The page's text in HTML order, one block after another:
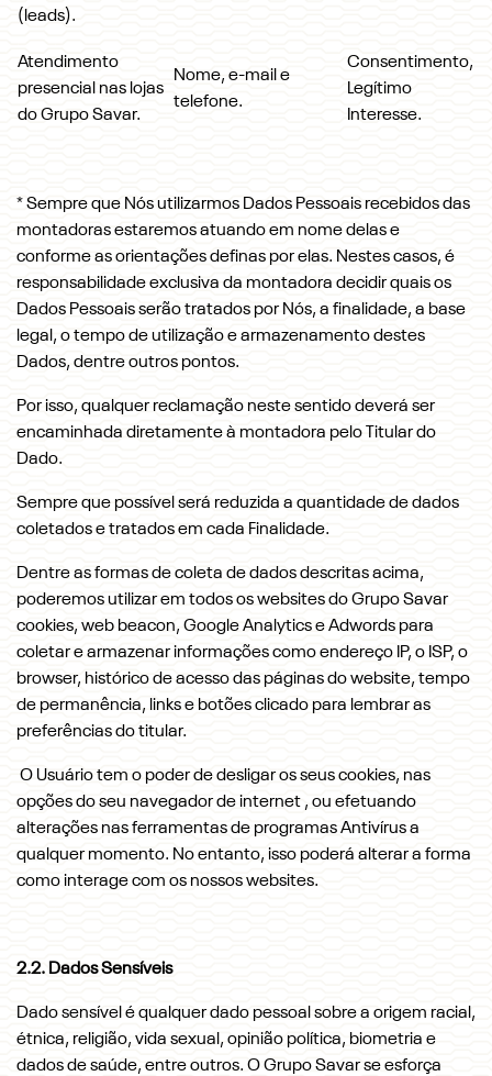
(leads).
Atendimento
presencial nas lojas
do Grupo Savar.
Nome, e-mail e
telefone.
Consentimento,
Legítimo
Interesse.
* Sempre que Nós utilizarmos Dados Pessoais recebidos das
montadoras estaremos atuando em nome delas e
conforme as orientações definas por elas. Nestes casos, é
responsabilidade exclusiva da montadora decidir quais os
Dados Pessoais serão tratados por Nós, a finalidade, a base
legal, o tempo de utilização e armazenamento destes
Dados, dentre outros pontos.
Por isso, qualquer reclamação neste sentido deverá ser
encaminhada diretamente à montadora pelo Titular do
Dado.
Sempre que possível será reduzida a quantidade de dados
coletados e tratados em cada Finalidade.
Dentre as formas de coleta de dados descritas acima,
poderemos utilizar em todos os websites do Grupo Savar
cookies, web beacon, Google Analytics e Adwords para
coletar e armazenar informações como endereço IP, o ISP, o
browser, histórico de acesso das páginas do website, tempo
de permanência, links e botões clicado para lembrar as
preferências do titular.
O Usuário tem o poder de desligar os seus cookies, nas
opções do seu navegador de internet , ou efetuando
alterações nas ferramentas de programas Antivírus a
qualquer momento. No entanto, isso poderá alterar a forma
como interage com os nossos websites.
2.2. Dados Sensíveis
Dado sensível é qualquer dado pessoal sobre a origem racial,
étnica, religião, vida sexual, opinião política, biometria e
dados de saúde, entre outros. O Grupo Savar se esforça